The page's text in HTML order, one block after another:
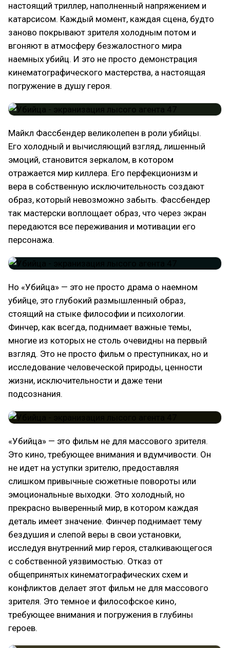
настоящий триллер, наполненный напряжением и
катарсисом. Каждый момент, каждая сцена, будто
заново покрывают зрителя холодным потом и
вгоняют в атмосферу безжалостного мира
наемных убийц. И это не просто демонстрация
кинематографического мастерства, а настоящая
погружение в душу героя.
Майкл Фассбендер великолепен в роли убийцы.
Его холодный и вычисляющий взгляд, лишенный
эмоций, становится зеркалом, в котором
отражается мир киллера. Его перфекционизм и
вера в собственную исключительность создают
образ, который невозможно забыть. Фассбендер
так мастерски воплощает образ, что через экран
передаются все переживания и мотивации его
персонажа.
Но «Убийца» — это не просто драма о наемном
убийце, это глубокий размышленный образ,
стоящий на стыке философии и психологии.
Финчер, как всегда, поднимает важные темы,
многие из которых не столь очевидны на первый
взгляд. Это не просто фильм о преступниках, но и
исследование человеческой природы, ценности
жизни, исключительности и даже тени
подсознания.
«Убийца» — это фильм не для массового зрителя.
Это кино, требующее внимания и вдумчивости. Он
не идет на уступки зрителю, предоставляя
слишком привычные сюжетные повороты или
эмоциональные выходки. Это холодный, но
прекрасно выверенный мир, в котором каждая
деталь имеет значение. Финчер поднимает тему
бездушия и слепой веры в свои установки,
исследуя внутренний мир героя, сталкивающегося
с собственной уязвимостью. Отказ от
общепринятых кинематографических схем и
конфликтов делает этот фильм не для массового
зрителя. Это темное и философское кино,
требующее внимания и погружения в глубины
героев.